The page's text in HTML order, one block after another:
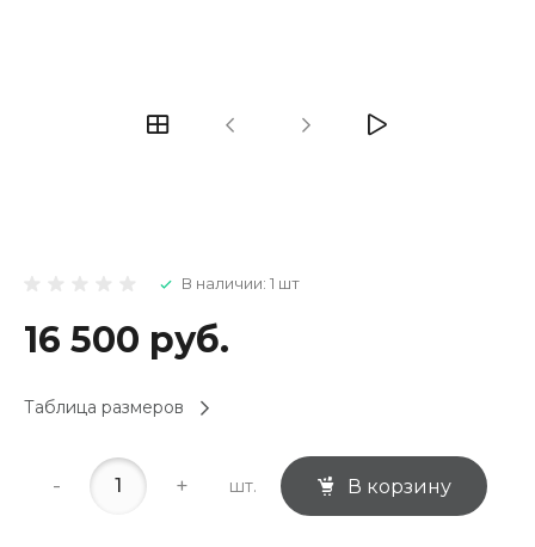
В наличии: 1 шт
16 500 руб.
Таблица размеров
- + шт. В корзину